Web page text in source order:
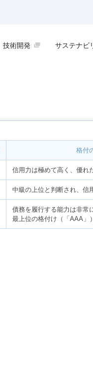
技術開発 サステナビ
格付
信用力は極めて高く、優れ
中級の上位と判断され、信
債務を履行する能力は非常
最上位の格付け（「AAA」